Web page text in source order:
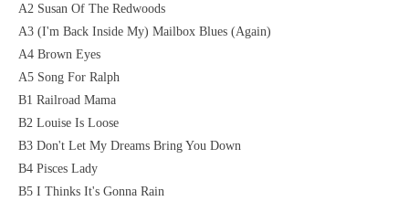
A2 Susan Of The Redwoods
A3 (I'm Back Inside My) Mailbox Blues (Again)
A4 Brown Eyes
A5 Song For Ralph
B1 Railroad Mama
B2 Louise Is Loose
B3 Don't Let My Dreams Bring You Down
B4 Pisces Lady
B5 I Thinks It's Gonna Rain